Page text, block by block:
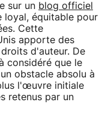
sur un blog officiel
loyal, équitable pour
Cette
apporte des
d'auteur. De
considéré que le
obstacle absolu à
l'œuvre initiale
retenus par un